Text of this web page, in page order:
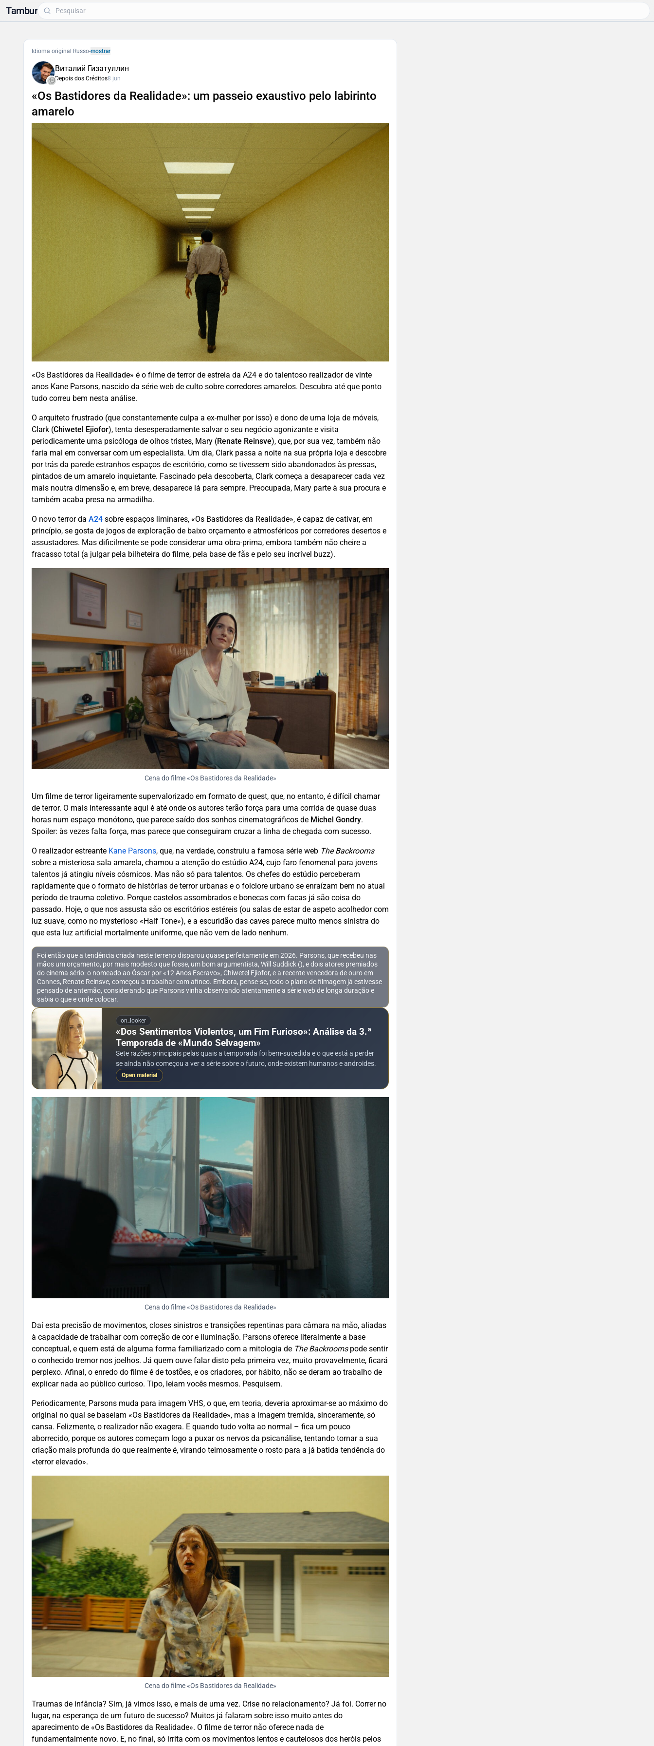
Tambur
Idioma original Russo-mostrar
Виталий Гизатуллин
Depois dos Créditos8 jun
«Os Bastidores da Realidade»: um passeio exaustivo pelo labirinto
amarelo
«Os Bastidores da Realidade» é o filme de terror de estreia da A24 e do talentoso realizador de vinte
anos Kane Parsons, nascido da série web de culto sobre corredores amarelos. Descubra até que ponto
tudo correu bem nesta análise.
O arquiteto frustrado (que constantemente culpa a ex-mulher por isso) e dono de uma loja de móveis,
Clark (Chiwetel Ejiofor), tenta desesperadamente salvar o seu negócio agonizante e visita
periodicamente uma psicóloga de olhos tristes, Mary (Renate Reinsve), que, por sua vez, também não
faria mal em conversar com um especialista. Um dia, Clark passa a noite na sua própria loja e descobre
por trás da parede estranhos espaços de escritório, como se tivessem sido abandonados às pressas,
pintados de um amarelo inquietante. Fascinado pela descoberta, Clark começa a desaparecer cada vez
mais noutra dimensão e, em breve, desaparece lá para sempre. Preocupada, Mary parte à sua procura e
também acaba presa na armadilha.
O novo terror da A24 sobre espaços liminares, «Os Bastidores da Realidade», é capaz de cativar, em
princípio, se gosta de jogos de exploração de baixo orçamento e atmosféricos por corredores desertos e
assustadores. Mas dificilmente se pode considerar uma obra-prima, embora também não cheire a
fracasso total (a julgar pela bilheteira do filme, pela base de fãs e pelo seu incrível buzz).
Cena do filme «Os Bastidores da Realidade»
Um filme de terror ligeiramente supervalorizado em formato de quest, que, no entanto, é difícil chamar
de terror. O mais interessante aqui é até onde os autores terão força para uma corrida de quase duas
horas num espaço monótono, que parece saído dos sonhos cinematográficos de Michel Gondry.
Spoiler: às vezes falta força, mas parece que conseguiram cruzar a linha de chegada com sucesso.
O realizador estreante Kane Parsons, que, na verdade, construiu a famosa série web The Backrooms
sobre a misteriosa sala amarela, chamou a atenção do estúdio A24, cujo faro fenomenal para jovens
talentos já atingiu níveis cósmicos. Mas não só para talentos. Os chefes do estúdio perceberam
rapidamente que o formato de histórias de terror urbanas e o folclore urbano se enraízam bem no atual
período de trauma coletivo. Porque castelos assombrados e bonecas com facas já são coisa do
passado. Hoje, o que nos assusta são os escritórios estéreis (ou salas de estar de aspeto acolhedor com
luz suave, como no mysterioso «Half Tone»), e a escuridão das caves parece muito menos sinistra do
que esta luz artificial mortalmente uniforme, que não vem de lado nenhum.
Foi então que a tendência criada neste terreno disparou quase perfeitamente em 2026. Parsons, que recebeu nas
mãos um orçamento, por mais modesto que fosse, um bom argumentista, Will Suddick (), e dois atores premiados
do cinema sério: o nomeado ao Óscar por «12 Anos Escravo», Chiwetel Ejiofor, e a recente vencedora de ouro em
Cannes, Renate Reinsve, começou a trabalhar com afinco. Embora, pense-se, todo o plano de filmagem já estivesse
pensado de antemão, considerando que Parsons vinha observando atentamente a série web de longa duração e
sabia o que e onde colocar.
on_looker
«Dos Sentimentos Violentos, um Fim Furioso»: Análise da 3.ª
Temporada de «Mundo Selvagem»
Sete razões principais pelas quais a temporada foi bem-sucedida e o que está a perder
se ainda não começou a ver a série sobre o futuro, onde existem humanos e androides.
Open material
Cena do filme «Os Bastidores da Realidade»
Daí esta precisão de movimentos, closes sinistros e transições repentinas para câmara na mão, aliadas
à capacidade de trabalhar com correção de cor e iluminação. Parsons oferece literalmente a base
conceptual, e quem está de alguma forma familiarizado com a mitologia de The Backroomspode sentir
o conhecido tremor nos joelhos. Já quem ouve falar disto pela primeira vez, muito provavelmente, ficará
perplexo. Afinal, o enredo do filme é de tostões, e os criadores, por hábito, não se deram ao trabalho de
explicar nada ao público curioso. Tipo, leiam vocês mesmos. Pesquisem.
Periodicamente, Parsons muda para imagem VHS, o que, em teoria, deveria aproximar-se ao máximo do
original no qual se baseiam «Os Bastidores da Realidade», mas a imagem tremida, sinceramente, só
cansa. Felizmente, o realizador não exagera. E quando tudo volta ao normal – fica um pouco
aborrecido, porque os autores começam logo a puxar os nervos da psicanálise, tentando tornar a sua
criação mais profunda do que realmente é, virando teimosamente o rosto para a já batida tendência do
«terror elevado».
Cena do filme «Os Bastidores da Realidade»
Traumas de infância? Sim, já vimos isso, e mais de uma vez. Crise no relacionamento? Já foi. Correr no
lugar, na esperança de um futuro de sucesso? Muitos já falaram sobre isso muito antes do
aparecimento de «Os Bastidores da Realidade». O filme de terror não oferece nada de
fundamentalmente novo. E, no final, só irrita com os movimentos lentos e cautelosos dos heróis pelos